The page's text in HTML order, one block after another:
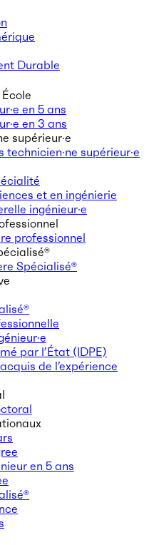
Durable
en 5 ans
en 3 ans
supérieur·e
technicien·ne supérieur·e
et en ingénierie
ingénieur·e
professionnel
Spécialisé®
par l’État (IDPE)
de l’expérience
en 5 ans